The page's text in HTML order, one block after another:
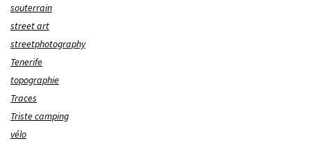
souterrain
street art
streetphotography
Tenerife
topographie
Traces
Triste camping
vélo